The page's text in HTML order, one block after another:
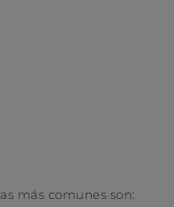
más comunes son: